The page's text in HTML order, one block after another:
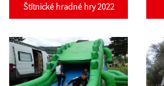
Štítnické hradné hry 2022